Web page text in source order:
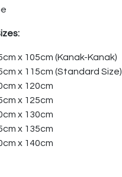
x 105cm (Kanak-Kanak)
x 115cm (Standard Size)
x 120cm
x 125cm
x 130cm
x 135cm
x 140cm